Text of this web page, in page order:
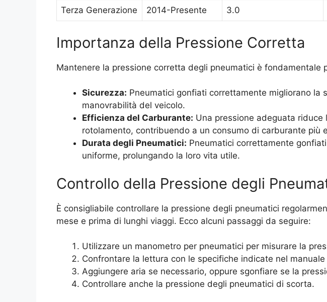
Terza Generazione 2014-Presente 3.0
Importanza della Pressione Corretta
Mantenere la pressione corretta degli pneumatici è fondamentale
Sicurezza: Pneumatici gonfiati correttamente migliorano la
manovrabilità del veicolo.
Efficienza del Carburante: Una pressione adeguata riduce
rotolamento, contribuendo a un consumo di carburante più
Durata degli Pneumatici: Pneumatici correttamente
uniforme, prolungando la loro vita utile.
Controllo della Pressione degli
È consigliabile controllare la pressione degli pneumatici
mese e prima di lunghi viaggi. Ecco alcuni passaggi da seguire:
Utilizzare un manometro per pneumatici per misurare la
Confrontare la lettura con le specifiche indicate nel
Aggiungere aria se necessario, oppure sgonfiare se la
Controllare anche la pressione degli pneumatici di scorta.